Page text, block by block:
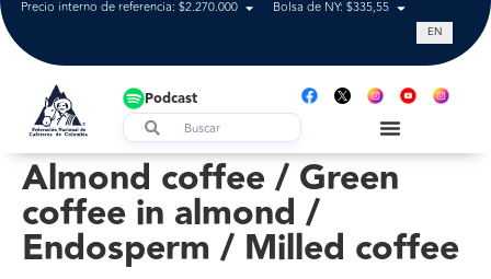
Precio interno de referencia: $2.270.000 Bolsa de NY: $335,55 Tasa de
EN
Podcast
Almond coffee / Green
coffee in almond /
Endosperm / Milled coffee